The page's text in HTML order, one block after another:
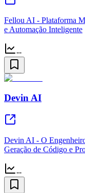
Fellou AI - Plataforma
e Automação Inteligente
--
Devin AI
Devin AI - O
Geração de Código e
--